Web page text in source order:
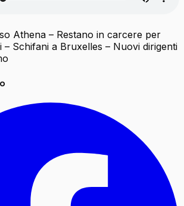
Athena – Restano in carcere per
– Schifani a Bruxelles – Nuovi dirigenti